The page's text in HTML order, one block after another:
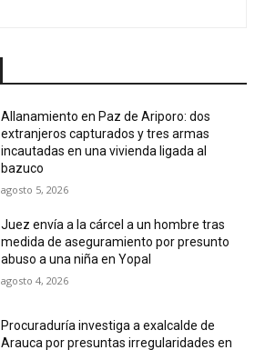
Allanamiento en Paz de Ariporo: dos
extranjeros capturados y tres armas
incautadas en una vivienda ligada al
bazuco
agosto 5, 2026
Juez envía a la cárcel a un hombre tras
medida de aseguramiento por presunto
abuso a una niña en Yopal
agosto 4, 2026
Procuraduría investiga a exalcalde de
Arauca por presuntas irregularidades en